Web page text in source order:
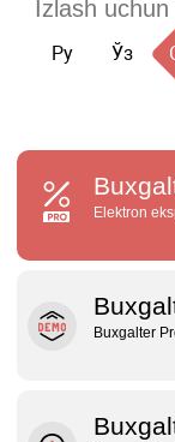
Ру Ўз
Elektron
Buxgalter